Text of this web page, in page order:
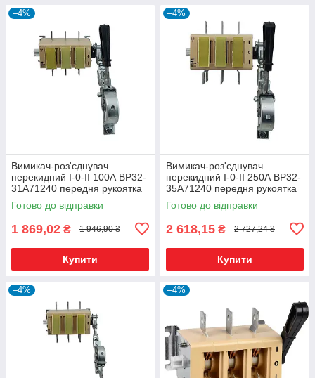
–4%
Вимикач-роз'єднувач
перекидний I-0-II 100А ВР32-
31A71240 передня рукоятка
Готово до відправки
1 869,02 ₴ 1 946,90 ₴
Купити
–4%
Вимикач-роз'єднувач
перекидний I-0-II 250А ВР32-
35A71240 передня рукоятка
Готово до відправки
2 618,15 ₴ 2 727,24 ₴
Купити
–4% –4%